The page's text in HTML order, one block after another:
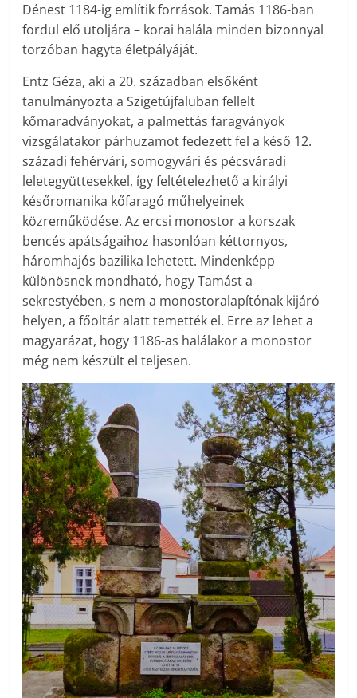
Dénest 1184-ig említik források. Tamás 1186-ban
fordul elő utoljára – korai halála minden bizonnyal
torzóban hagyta életpályáját.
Entz Géza, aki a 20. században elsőként
tanulmányozta a Szigetújfaluban fellelt
kőmaradványokat, a palmettás faragványok
vizsgálatakor párhuzamot fedezett fel a késő 12.
századi fehérvári, somogyvári és pécsváradi
leletegyüttesekkel, így feltételezhető a királyi
későromanika kőfaragó műhelyeinek
közreműködése. Az ercsi monostor a korszak
bencés apátságaihoz hasonlóan kéttornyos,
háromhajós bazilika lehetett. Mindenképp
különösnek mondható, hogy Tamást a
sekrestyében, s nem a monostoralapítónak kijáró
helyen, a főoltár alatt temették el. Erre az lehet a
magyarázat, hogy 1186-as halálakor a monostor
még nem készült el teljesen.